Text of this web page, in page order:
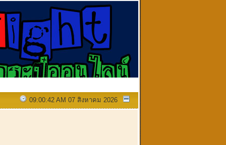
09:00:42 AM 07 สิงหาคม 2026